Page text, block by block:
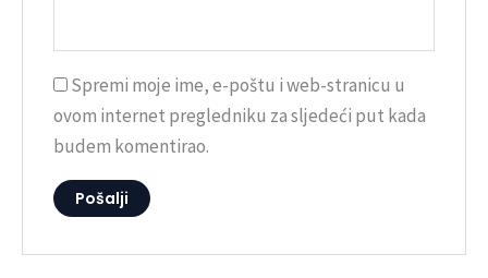
Spremi moje ime, e-poštu i web-stranicu u
ovom internet pregledniku za sljedeći put kada
budem komentirao.